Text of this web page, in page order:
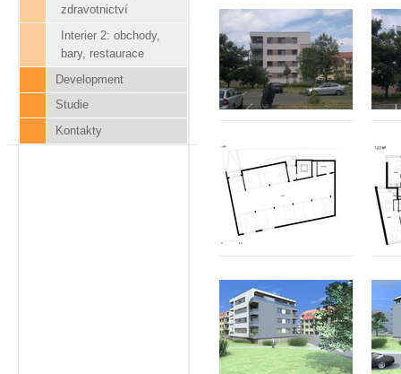
zdravotnictví
Interier 2: obchody,
bary, restaurace
Development
Studie
Kontakty